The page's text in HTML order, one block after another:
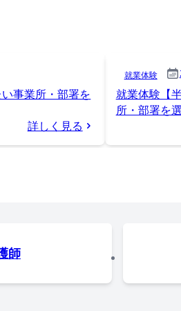
事業所・部署を
詳しく見る
就業体験
就業体験【
所・部署を
師